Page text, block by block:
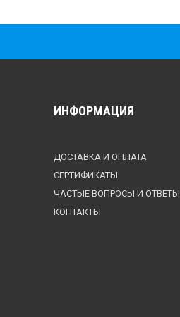
ИНФОРМАЦИЯ
ДОСТАВКА И ОПЛАТА
СЕРТИФИКАТЫ
ЧАСТЫЕ ВОПРОСЫ И ОТВЕТЫ
КОНТАКТЫ